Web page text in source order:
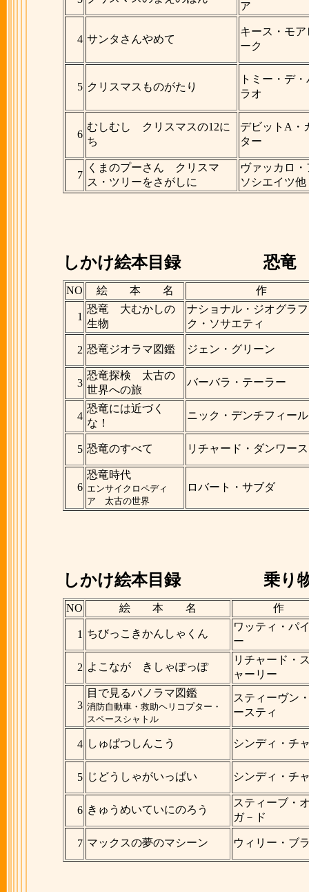
ア
4 サンタさんやめて
キース・モア
ーク
5 クリスマスものがたり
トミー・デ・
ラオ
6
むしむし クリスマスの12に
ち
デビットA・
ター
7
くまのプーさん クリスマ
ス・ツリーをさがしに
ヴァッカロ・
ソシエイツ他
しかけ絵本目録恐竜
NO 絵 本 名 作
1
恐竜 大むかしの
生物
ナショナル・ジオグラ
ク・ソサエティ
2 恐竜ジオラマ図鑑 ジェン・グリーン
3
恐竜探検 太古の
世界への旅
バーバラ・テーラー
4
恐竜には近づく
な！
ニック・デンチフィー
5 恐竜のすべて リチャード・ダンワース
6
恐竜時代
エンサイクロペディ
ア 太古の世界
ロバート・サブダ
しかけ絵本目録乗り
NO 絵 本 名 作
1 ちびっこきかんしゃくん
ワッティ・パ
ー
2 よこなが きしゃぽっぽ
リチャード・
ャーリー
3
目で見るパノラマ図鑑
消防自動車・救助ヘリコプター・
スペースシャトル
スティーヴン
ースティ
4 しゅぱつしんこう シンディ・チ
5 じどうしゃがいっぱい シンディ・チ
6 きゅうめいていにのろう
スティーブ・
ガ－ド
7 マックスの夢のマシーン ウィリー・ブ